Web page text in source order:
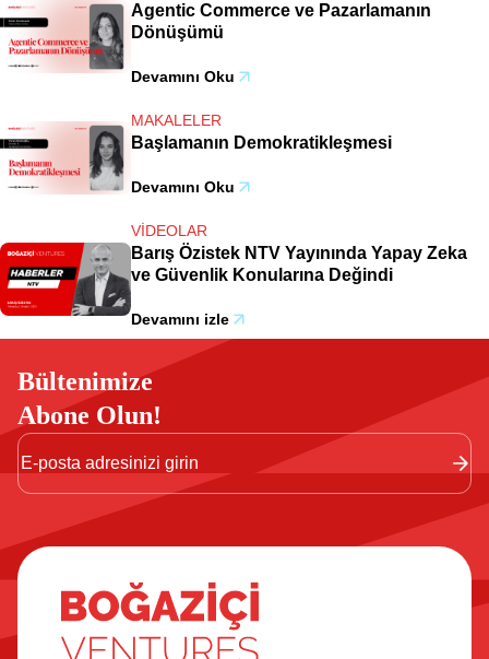
Agentic Commerce ve Pazarlamanın
Dönüşümü
Devamını Oku
MAKALELER
Başlamanın Demokratikleşmesi
Devamını Oku
VIDEOLAR
Barış Özistek NTV Yayınında Yapay Zeka
ve Güvenlik Konularına Değindi
Devamını izle
Bültenimize
Abone Olun!